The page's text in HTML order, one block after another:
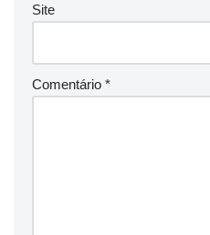
Site
Comentário *